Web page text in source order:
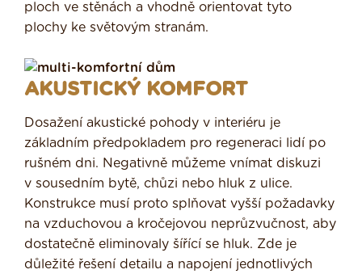
ploch ve stěnách a vhodně orientovat tyto
plochy ke světovým stranám.
AKUSTICKÝ KOMFORT
Dosažení akustické pohody v interiéru je
základním předpokladem pro regeneraci lidí po
rušném dni. Negativně můžeme vnímat diskuzi
v sousedním bytě, chůzi nebo hluk z ulice.
Konstrukce musí proto splňovat vyšší požadavky
na vzduchovou a kročejovou neprůzvučnost, aby
dostatečně eliminovaly šířící se hluk. Zde je
důležité řešení detailu a napojení jednotlivých